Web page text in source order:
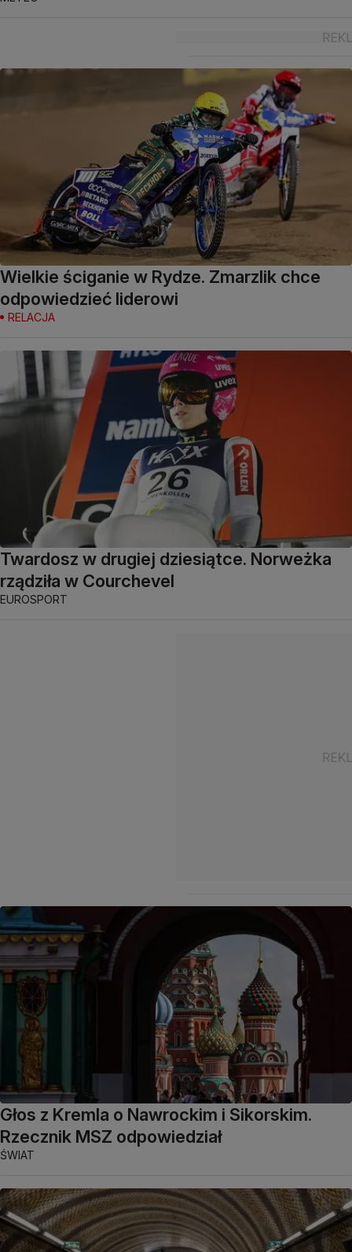
Wielkie ściganie w Rydze. Zmarzlik chce
odpowiedzieć liderowi
RELACJA
Twardosz w drugiej dziesiątce. Norweżka
rządziła w Courchevel
EUROSPORT
Głos z Kremla o Nawrockim i Sikorskim.
Rzecznik MSZ odpowiedział
ŚWIAT